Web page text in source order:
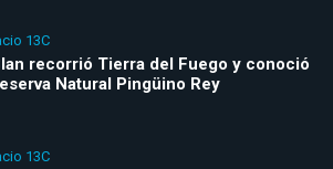
13C
recorrió Tierra del Fuego y conoció
Natural Pingüino Rey
13C